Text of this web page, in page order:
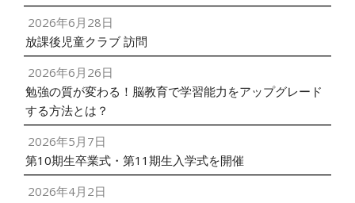
2026年6月28日
放課後児童クラブ 訪問
2026年6月26日
勉強の質が変わる！脳教育で学習能力をアップグレード
する方法とは？
2026年5月7日
第10期生卒業式・第11期生入学式を開催
2026年4月2日